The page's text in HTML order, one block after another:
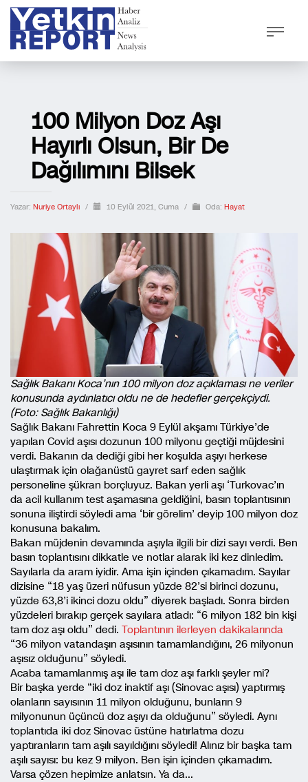
100 Milyon Doz Aşı
Hayırlı Olsun, Bir De
Dağılımını Bilsek
Yazar: Nuriye Ortaylı / 10 Eylül 2021, Cuma / Oda: Hayat
Sağlık Bakanı Koca’nın 100 milyon doz açıklaması ne veriler
konusunda aydınlatıcı oldu ne de hedefler gerçekçiydi.
(Foto: Sağlık Bakanlığı)
Sağlık Bakanı Fahrettin Koca 9 Eylül akşamı Türkiye’de
yapılan Covid aşısı dozunun 100 milyonu geçtiği müjdesini
verdi. Bakanın da dediği gibi her koşulda aşıyı herkese
ulaştırmak için olağanüstü gayret sarf eden sağlık
personeline şükran borçluyuz. Bakan yerli aşı ‘Turkovac’ın
da acil kullanım test aşamasına geldiğini, basın toplantısının
sonuna iliştirdi söyledi ama ‘bir görelim’ deyip 100 milyon doz
konusuna bakalım.
Bakan müjdenin devamında aşıyla ilgili bir dizi sayı verdi. Ben
basın toplantısını dikkatle ve notlar alarak iki kez dinledim.
Sayılarla da aram iyidir. Ama işin içinden çıkamadım. Sayılar
dizisine “18 yaş üzeri nüfusun yüzde 82’si birinci dozunu,
yüzde 63,8’i ikinci dozu oldu” diyerek başladı. Sonra birden
yüzdeleri bırakıp gerçek sayılara atladı: “6 milyon 182 bin kişi
tam doz aşı oldu” dedi. Toplantının ilerleyen dakikalarında
“36 milyon vatandaşın aşısının tamamlandığını, 26 milyonun
aşısız olduğunu” söyledi.
Acaba tamamlanmış aşı ile tam doz aşı farklı şeyler mi?
Bir başka yerde “iki doz inaktif aşı (Sinovac aşısı) yaptırmış
olanların sayısının 11 milyon olduğunu, bunların 9
milyonunun üçüncü doz aşıyı da olduğunu” söyledi. Aynı
toplantıda iki doz Sinovac üstüne hatırlatma dozu
yaptıranların tam aşılı sayıldığını söyledi! Alınız bir başka tam
aşılı sayısı: bu kez 9 milyon. Ben işin içinden çıkamadım.
Varsa çözen hepimize anlatsın. Ya da…